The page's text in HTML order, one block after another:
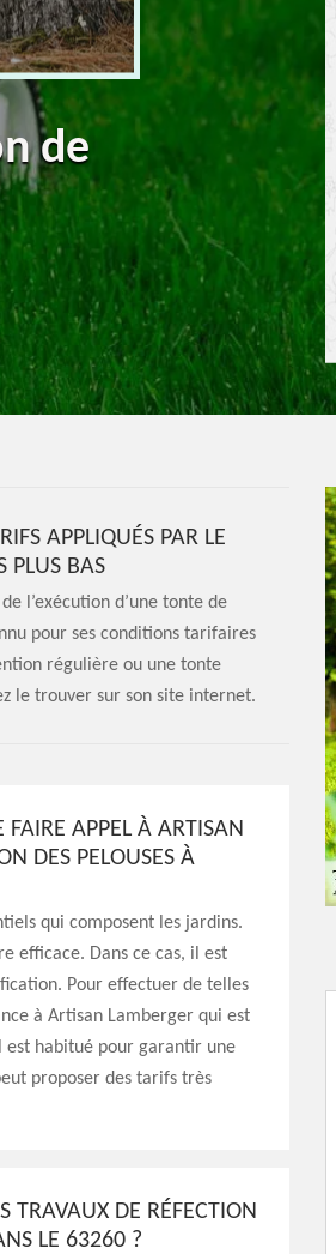
de
APPLIQUÉS PAR LE
PLUS BAS
l’exécution d’une tonte de
pour ses conditions tarifaires
régulière ou une tonte
le trouver sur son site internet.
FAIRE APPEL À ARTISAN
DES PELOUSES À
qui composent les jardins.
efficace. Dans ce cas, il est
Pour effectuer de telles
à Artisan Lamberger qui est
est habitué pour garantir une
proposer des tarifs très
TRAVAUX DE RÉFECTION
LE 63260 ?